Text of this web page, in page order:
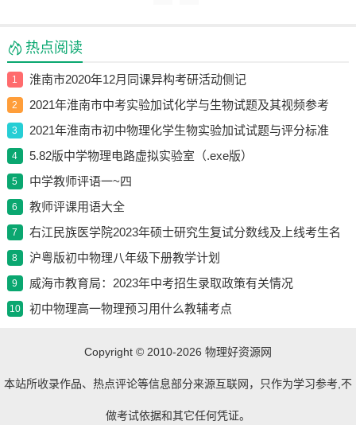
热点阅读
1 淮南市2020年12月同课异构考研活动侧记
2 2021年淮南市中考实验加试化学与生物试题及其视频参考
3 2021年淮南市初中物理化学生物实验加试试题与评分标准
4 5.82版中学物理电路虚拟实验室（.exe版）
5 中学教师评语一~四
6 教师评课用语大全
7
右江民族医学院2023年硕士研究生复试分数线及上线考生名
单
8 沪粤版初中物理八年级下册教学计划
9 威海市教育局：2023年中考招生录取政策有关情况
10 初中物理高一物理预习用什么教辅考点
Copyright © 2010-2026 物理好资源网
本站所收录作品、热点评论等信息部分来源互联网，只作为学习参考,不
做考试依据和其它任何凭证。